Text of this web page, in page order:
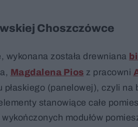
Choszczówce
wykonana została drewniana
Magdalena Pios z pracowni
(panelowej), czyli na
stanowiące całe
modułów